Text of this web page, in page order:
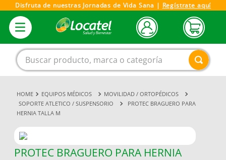
Disfruta de nuestras Jornadas de Vida Sana | Regístrate aquí
Buscar producto, marca o categoría
EQUIPOS MÉDICOS
MOVILIDAD / ORTOPÉDICOS
SOPORTE ATLETICO / SUSPENSORIO
PROTEC BRAGUERO PARA
HERNIA TALLA M
PROTEC BRAGUERO PARA HERNIA
1.
magnesio
2.
omega 3
3 .
4.
vitamina c